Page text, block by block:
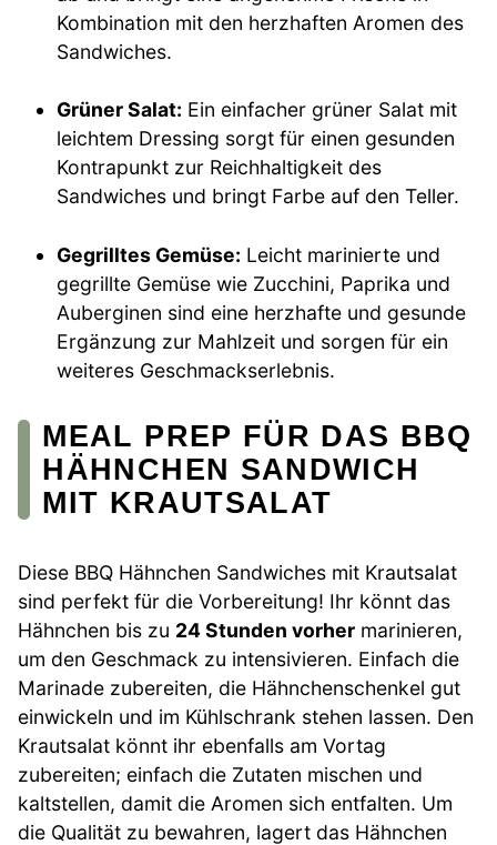
Kombination mit den herzhaften Aromen des
Sandwiches.
Grüner Salat: Ein einfacher grüner Salat mit
leichtem Dressing sorgt für einen gesunden
Kontrapunkt zur Reichhaltigkeit des
Sandwiches und bringt Farbe auf den Teller.
Gegrilltes Gemüse: Leicht marinierte und
gegrillte Gemüse wie Zucchini, Paprika und
Auberginen sind eine herzhafte und gesunde
Ergänzung zur Mahlzeit und sorgen für ein
weiteres Geschmackserlebnis.
MEAL PREP FÜR DAS BBQ
HÄHNCHEN SANDWICH
MIT KRAUTSALAT
Diese BBQ Hähnchen Sandwiches mit Krautsalat
sind perfekt für die Vorbereitung! Ihr könnt das
Hähnchen bis zu 24 Stunden vorher marinieren,
um den Geschmack zu intensivieren. Einfach die
Marinade zubereiten, die Hähnchenschenkel gut
einwickeln und im Kühlschrank stehen lassen. Den
Krautsalat könnt ihr ebenfalls am Vortag
zubereiten; einfach die Zutaten mischen und
kaltstellen, damit die Aromen sich entfalten. Um
die Qualität zu bewahren, lagert das Hähnchen